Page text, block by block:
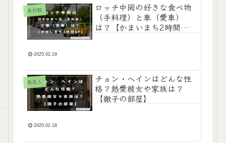
未分類
ロッチ中岡の好きな食べ物
（手料理）と車（愛車）
は？【かまいまち2時間
2025.02.19
有名人
チョン・ヘインはどんな性
格？熱愛彼女や家族は？
【徹子の部屋】
2025.02.18